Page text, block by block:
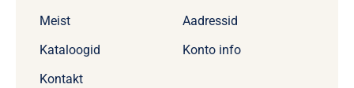
Meist
Kataloogid
Kontakt
Aadressid
Konto info